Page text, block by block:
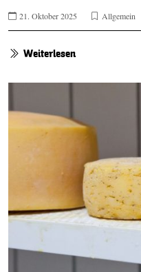
21. Oktober 2025 Allgemein
Weiterlesen